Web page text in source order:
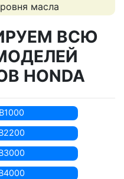
масла
ВСЮ
HONDA